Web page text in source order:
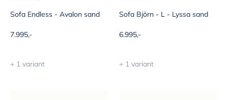
Sofa Endless - Avalon sand
Aanbiedingsprijs
7.995,-
+ 1 variant
Sofa Björn - L - Lyssa sand
Aanbiedingsprijs
6.995,-
+ 1 variant